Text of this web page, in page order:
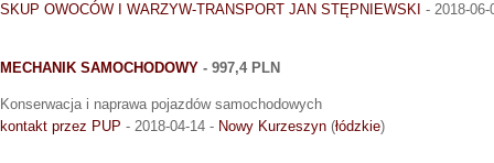
SKUP OWOCÓW I WARZYW-TRANSPORT JAN STĘPNIEWSKI - 2018-
MECHANIK SAMOCHODOWY - 997,4 PLN
Konserwacja i naprawa pojazdów samochodowych
kontakt przez PUP - 2018-04-14 - Nowy Kurzeszyn (łódzkie)